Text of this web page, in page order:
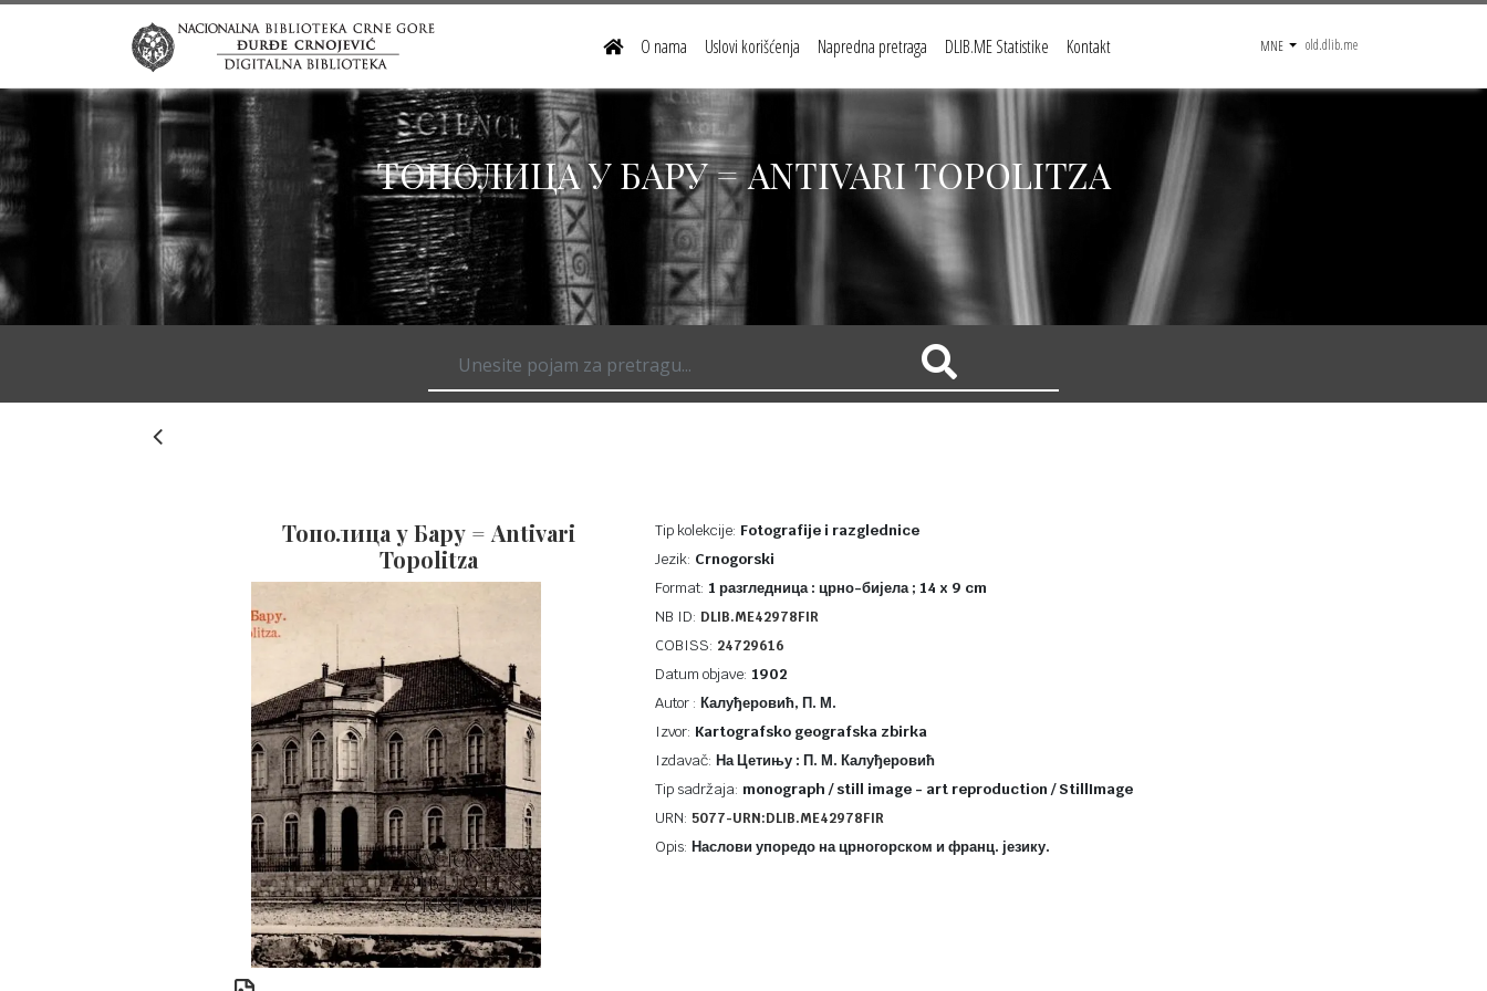
O nama Uslovi korišćenja Napredna pretraga DLIB.ME Statistike Kontakt MNE old.dlib.me
ТОПОЛИЦА У БАРУ = ANTIVARI TOPOLITZA
Тополица у Бару = Antivari
Topolitza
Tip kolekcije: Fotografije i razglednice
Jezik: Crnogorski
Format: 1 разгледница : црно-бијела ; 14 x 9 cm
NB ID: DLIB.ME42978FIR
COBISS: 24729616
Datum objave: 1902
Autor : Калуђеровић, П. М.
Izvor: Kartografsko geografska zbirka
Izdavač: На Цетињу : П. М. Калуђеровић
Tip sadržaja: monograph / still image - art reproduction / StillImage
URN: 5077-URN:DLIB.ME42978FIR
Opis: Наслови упоредо на црногорском и франц. језику.